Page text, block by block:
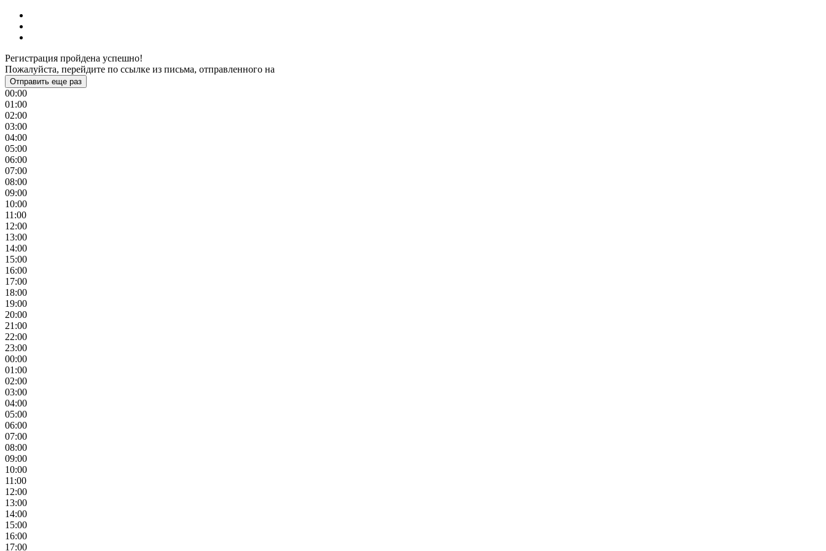
Регистрация пройдена успешно!
Пожалуйста, перейдите по ссылке из письма, отправленного на
Отправить еще раз
00:00
01:00
02:00
03:00
04:00
05:00
06:00
07:00
08:00
09:00
10:00
11:00
12:00
13:00
14:00
15:00
16:00
17:00
18:00
19:00
20:00
21:00
22:00
23:00
00:00
01:00
02:00
03:00
04:00
05:00
06:00
07:00
08:00
09:00
10:00
11:00
12:00
13:00
14:00
15:00
16:00
17:00